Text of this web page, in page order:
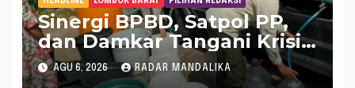
Sinergi BPBD, Satpol PP,
dan Damkar Tangani Krisis
Air Bersih di Lobar
AGU 6, 2026 RADAR MANDALIKA